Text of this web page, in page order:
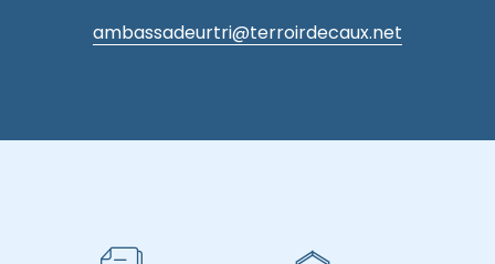
ambassadeurtri@terroirdecaux.net